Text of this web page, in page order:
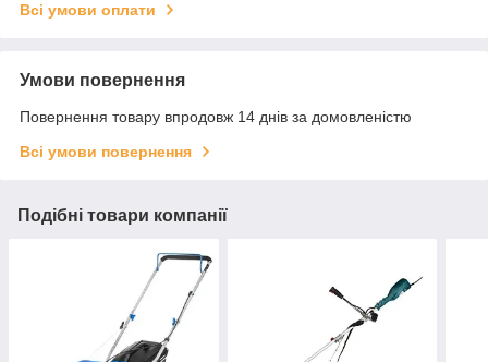
Всі умови оплати
Умови повернення
Повернення товару впродовж 14 днів за домовленістю
Всі умови повернення
Подібні товари компанії